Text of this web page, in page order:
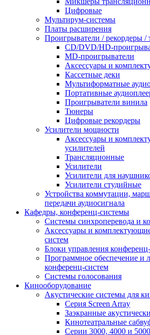
Цифровые
Мультирум-системы
Платы расширения
Проигрыватели / рекордеры
CD/DVD/HD-
MD-проигрыватели
Аксессуары и
Кассетные деки
Мультиформатные
Портативные
Проигрыватели винила
Тюнеры
Цифровые рекордеры
Усилители мощности
Аксессуары и
усилителей
Трансляционные
Усилители
Усилители для
Усилители студийные
Устройства коммутации,
передачи аудиосигнала
Кафедры, конференц-системы
Cистемы синхроперевода и
Аксессуары и
систем
Блоки управления
Программное обеспечение и
конференц-систем
Системы голосования
Кинооборудование
Акустические системы для
Cерия Screen Array
Заэкранные
Кинотеатральные
Серии 3000, 4000 и 5000